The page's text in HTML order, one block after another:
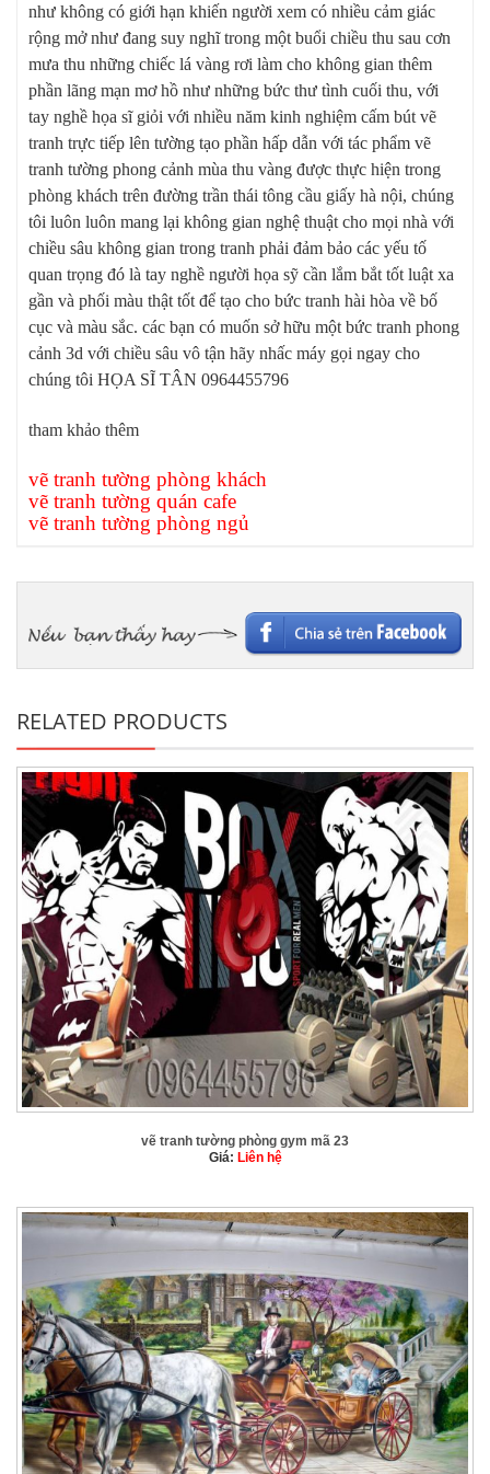
như không có giới hạn khiến người xem có nhiều cảm giác
rộng mở như đang suy nghĩ trong một buổi chiều thu sau cơn
mưa thu những chiếc lá vàng rơi làm cho không gian thêm
phần lãng mạn mơ hồ như những bức thư tình cuối thu, với
tay nghề họa sĩ giỏi với nhiều năm kinh nghiệm cấm bút vẽ
tranh trực tiếp lên tường tạo phần hấp dẫn với tác phẩm vẽ
tranh tường phong cảnh mùa thu vàng được thực hiện trong
phòng khách trên đường trần thái tông cầu giấy hà nội, chúng
tôi luôn luôn mang lại không gian nghệ thuật cho mọi nhà với
chiều sâu không gian trong tranh phải đảm bảo các yếu tố
quan trọng đó là tay nghề người họa sỹ cần lắm bắt tốt luật xa
gần và phối màu thật tốt để tạo cho bức tranh hài hòa về bố
cục và màu sắc. các bạn có muốn sở hữu một bức tranh phong
cảnh 3d với chiều sâu vô tận hãy nhấc máy gọi ngay cho
chúng tôi HỌA SĨ TÂN 0964455796
tham khảo thêm
vẽ tranh tường phòng khách
vẽ tranh tường quán cafe
vẽ tranh tường phòng ngủ
RELATED PRODUCTS
vẽ tranh tường phòng gym mã 23
Giá: Liên hệ